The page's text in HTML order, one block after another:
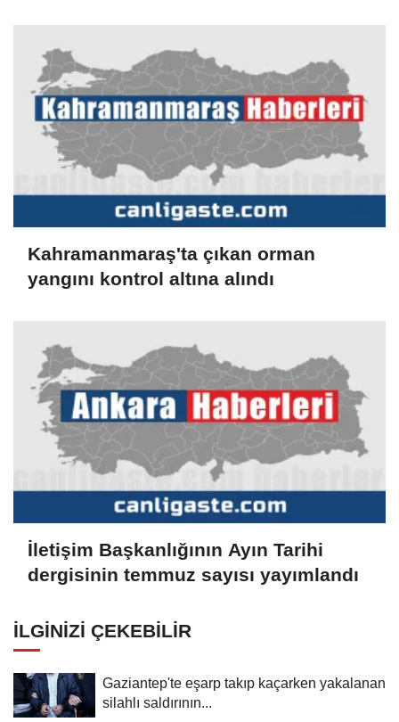
Kahramanmaraş'ta çıkan orman
yangını kontrol altına alındı
İletişim Başkanlığının Ayın Tarihi
dergisinin temmuz sayısı yayımlandı
İLGINIZI ÇEKEBILIR
Gaziantep'te eşarp takıp kaçarken yakalanan
silahlı saldırının...